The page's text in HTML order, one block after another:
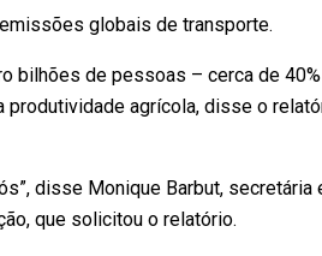
globais de transporte.
bilhões de pessoas – cerca de
agrícola, disse o
disse Monique Barbut,
que solicitou o relatório.